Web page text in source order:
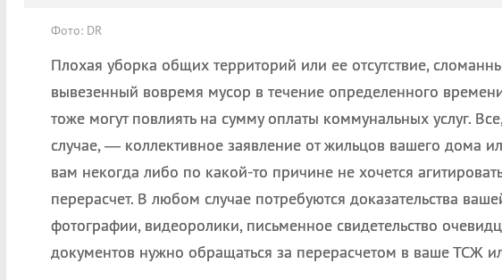
Фото: DR
Плохая уборка общих территорий или ее отсутствие,
вывезенный вовремя мусор в течение определенного
тоже могут повлиять на сумму оплаты коммунальных услуг.
случае, — коллективное заявление от жильцов вашего дома
вам некогда либо по какой-то причине не хочется
перерасчет. В любом случае потребуются доказательства
фотографии, видеоролики, письменное свидетельство
документов нужно обращаться за перерасчетом в ваше ТСЖ